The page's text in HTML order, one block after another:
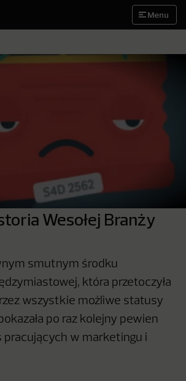
Menu
Wesołej Branży
smutnym środku
która przetoczyła
wszystkie możliwe statusy
po raz kolejny pewien
pracujących w marketingu i